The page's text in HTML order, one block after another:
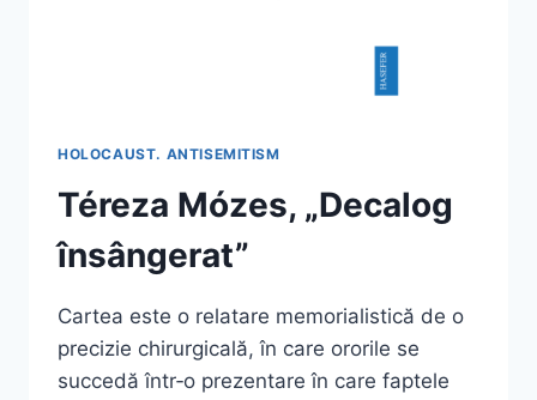
HOLOCAUST. ANTISEMITISM
Téreza Mózes, „Decalog
însângerat”
Cartea este o relatare memorialistică de o
precizie chirurgicală, în care ororile se
succedă într‑o prezentare în care faptele